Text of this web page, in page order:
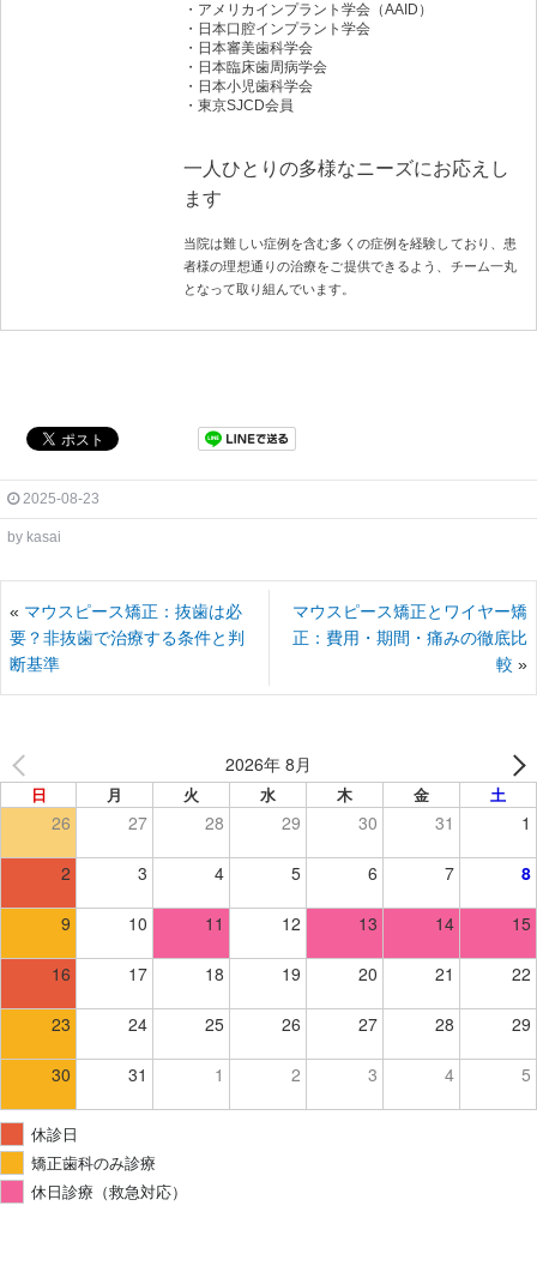
アメリカインプラント学会（AAID）
日本口腔インプラント学会
日本審美歯科学会
日本臨床歯周病学会
日本小児歯科学会
東京SJCD会員
一人ひとりの多様なニーズにお応えし
ます
当院は難しい症例を含む多くの症例を経験しており、患
者様の理想通りの治療をご提供できるよう、チーム一丸
となって取り組んでいます。
2025-08-23
by kasai
« マウスピース矯正：抜歯は必
要？非抜歯で治療する条件と判
断基準
マウスピース矯正とワイヤー矯
正：費用・期間・痛みの徹底比
較 »
2026年 8月
日 月 火 水 木 金 土
26 27 28 29 30 31 1
2 3 4 5 6 7 8
9 10 11 12 13 14 15
16 17 18 19 20 21 22
23 24 25 26 27 28 29
30 31 1 2 3 4 5
休診日
矯正歯科のみ診療
休日診療（救急対応）